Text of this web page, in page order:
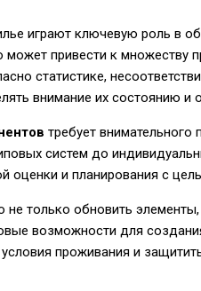
играют ключевую роль в
может привести к
статистике,
внимание их состоянию и
требует
систем до
оценки и планирования с
только обновить
возможности для
проживания и